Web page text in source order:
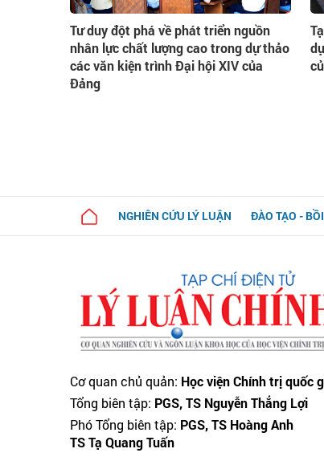
Tư duy đột phá về phát triển nguồn
nhân lực chất lượng cao trong dự thảo
các văn kiện trình Đại hội XIV của
Đảng
NGHIÊN CỨU LÝ LUẬN ĐÀO TẠO -
Cơ quan chủ quản: Học viện Chính trị quốc
Tổng biên tập: PGS, TS Nguyễn Thắng Lợi
Phó Tổng biên tập: PGS, TS Hoàng Anh
TS Tạ Quang Tuấn